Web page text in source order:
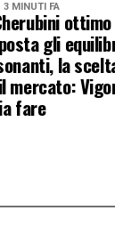
3 MINUTI FA
gli
la
mercato:
fare